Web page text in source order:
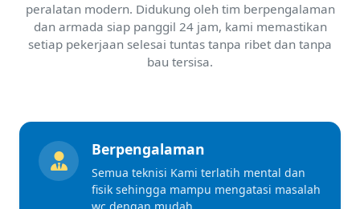
peralatan modern. Didukung oleh tim berpengalaman
dan armada siap panggil 24 jam, kami memastikan
setiap pekerjaan selesai tuntas tanpa ribet dan tanpa
bau tersisa.
Berpengalaman
Semua teknisi Kami terlatih mental dan
fisik sehingga mampu mengatasi masalah